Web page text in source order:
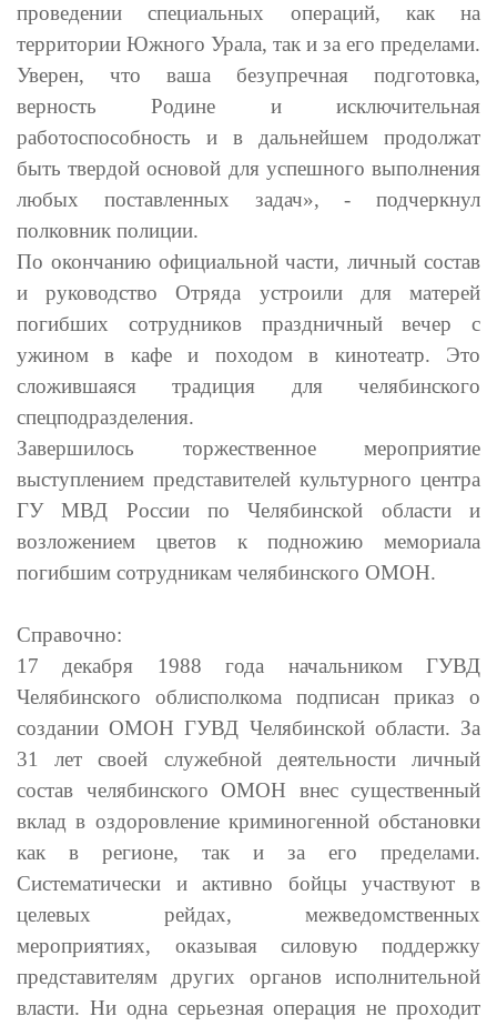
проведении специальных операций, как на
территории Южного Урала, так и за его пределами.
Уверен, что ваша безупречная подготовка,
верность Родине и исключительная
работоспособность и в дальнейшем продолжат
быть твердой основой для успешного выполнения
любых поставленных задач», - подчеркнул
полковник полиции.
По окончанию официальной части, личный состав
и руководство Отряда устроили для матерей
погибших сотрудников праздничный вечер с
ужином в кафе и походом в кинотеатр. Это
сложившаяся традиция для челябинского
спецподразделения.
Завершилось торжественное мероприятие
выступлением представителей культурного центра
ГУ МВД России по Челябинской области и
возложением цветов к подножию мемориала
погибшим сотрудникам челябинского ОМОН.
Справочно:
17 декабря 1988 года начальником ГУВД
Челябинского облисполкома подписан приказ о
созданииОМОН ГУВД Челябинской области. За
31 лет своей служебной деятельности личный
состав челябинского ОМОН внес существенный
вклад в оздоровление криминогенной обстановки
как в регионе, так и за его пределами.
Систематически и активно бойцы участвуют в
целевых рейдах, межведомственных
мероприятиях, оказывая силовую поддержку
представителям других органов исполнительной
власти. Ни одна серьезная операция не проходит